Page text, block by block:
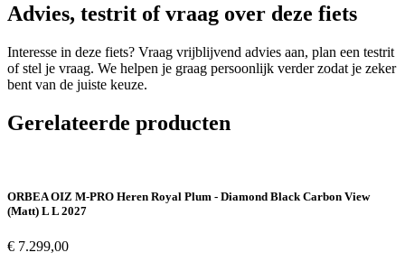
Advies, testrit of vraag over deze fiets
Interesse in deze fiets? Vraag vrijblijvend advies aan, plan een testrit
of stel je vraag. We helpen je graag persoonlijk verder zodat je zeker
bent van de juiste keuze.
Gerelateerde producten
ORBEA OIZ M-PRO Heren Royal Plum - Diamond Black Carbon View
(Matt) L L 2027
€ 7.299,00